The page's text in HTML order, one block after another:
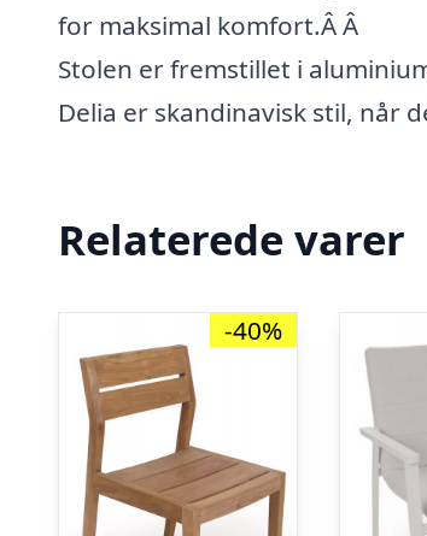
for maksimal komfort.Â Â
Stolen er fremstillet i
Delia er skandinavisk stil, når
Relaterede varer
-40%